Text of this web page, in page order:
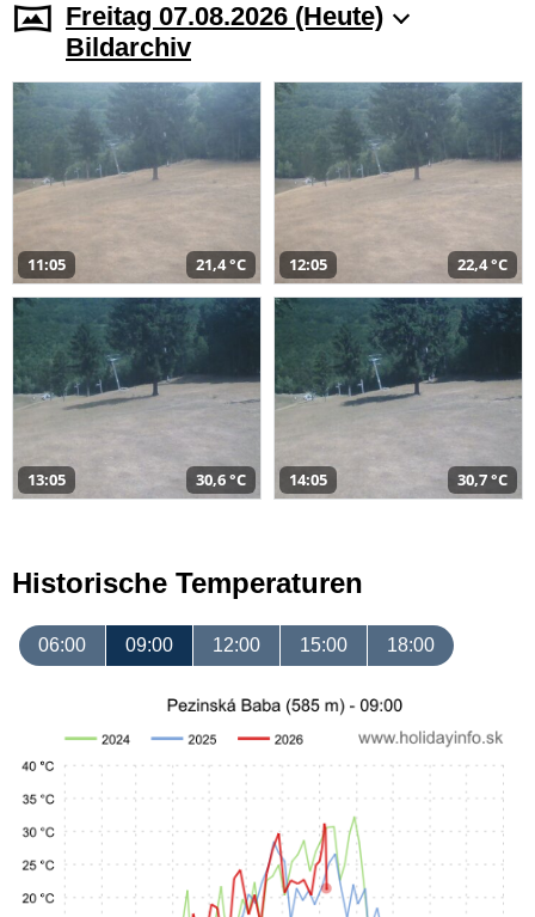
Freitag 07.08.2026 (Heute)
Bildarchiv
11:05 21,4 °C 12:05 22,4 °C
13:05 30,6 °C 14:05 30,7 °C
Historische Temperaturen
06:00 09:00 12:00 15:00 18:00